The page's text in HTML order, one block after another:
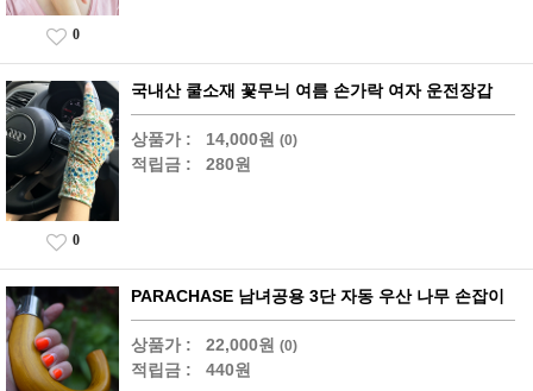
0
국내산 쿨소재 꽃무늬 여름 손가락 여자 운전장갑
상품가 : 14,000원 (0)
적립금 : 280원
0
PARACHASE 남녀공용 3단 자동 우산 나무 손잡이
상품가 : 22,000원 (0)
적립금 : 440원